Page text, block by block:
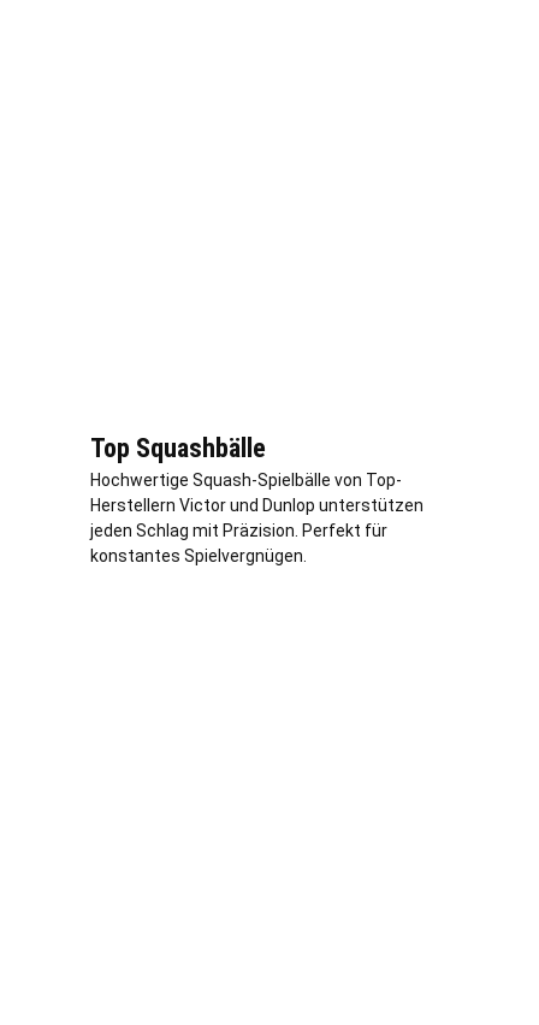
Top Squashbälle
Hochwertige Squash-Spielbälle von Top-
Herstellern Victor und Dunlop unterstützen
jeden Schlag mit Präzision. Perfekt für
konstantes Spielvergnügen.